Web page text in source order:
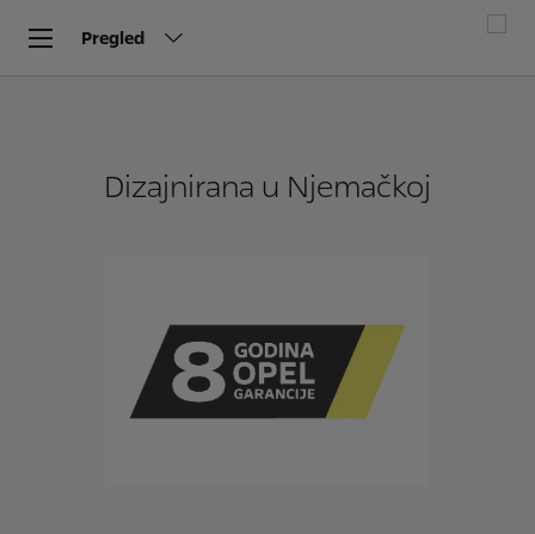
Pregled
Dizajnirana u Njemačkoj